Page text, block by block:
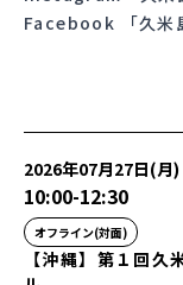
Facebook
「久
2026年07月27日(月)
10:00-12:30
オフライン(対面)
【沖縄】第１回久